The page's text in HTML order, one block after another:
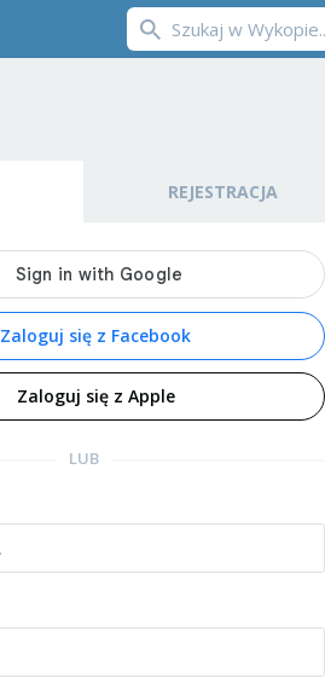
REJESTRACJA
Zaloguj się z Facebook
Zaloguj się z Apple
LUB